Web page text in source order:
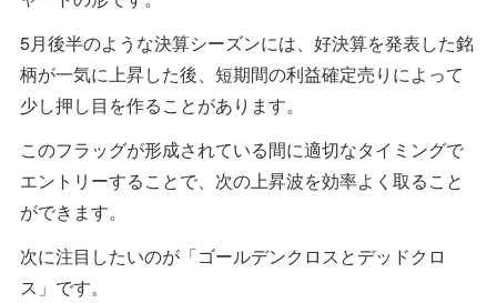
5月後半のような決算シーズンには、好決算を発表した銘
柄が一気に上昇した後、短期間の利益確定売りによって
少し押し目を作ることがあります。
このフラッグが形成されている間に適切なタイミングで
エントリーすることで、次の上昇波を効率よく取ること
ができます。
次に注目したいのが「ゴールデンクロスとデッドクロ
ス」です。